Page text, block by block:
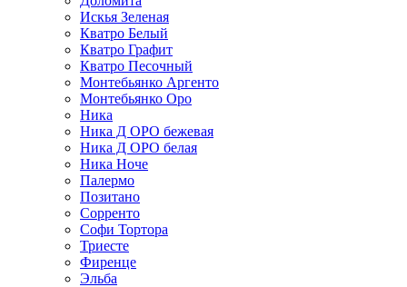
Искья Зеленая
Кватро Белый
Кватро Графит
Кватро Песочный
Монтебьянко Аргенто
Монтебьянко Оро
Ника
Ника Д ОРО бежевая
Ника Д ОРО белая
Ника Ноче
Палермо
Позитано
Сорренто
Софи Тортора
Триесте
Фиренце
Эльба